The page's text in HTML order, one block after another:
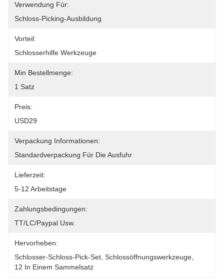
Verwendung Für:
Schloss-Picking-Ausbildung
Vorteil:
Schlosserhilfe Werkzeuge
Min Bestellmenge:
1 Satz
Preis:
USD29
Verpackung Informationen:
Standardverpackung Für Die Ausfuhr
Lieferzeit:
5-12 Arbeitstage
Zahlungsbedingungen:
TT/LC/paypal Usw.
Hervorheben:
Schlosser-Schloss-Pick-Set Schlossöffnungswerkzeuge
12 In Einem Sammelsatz